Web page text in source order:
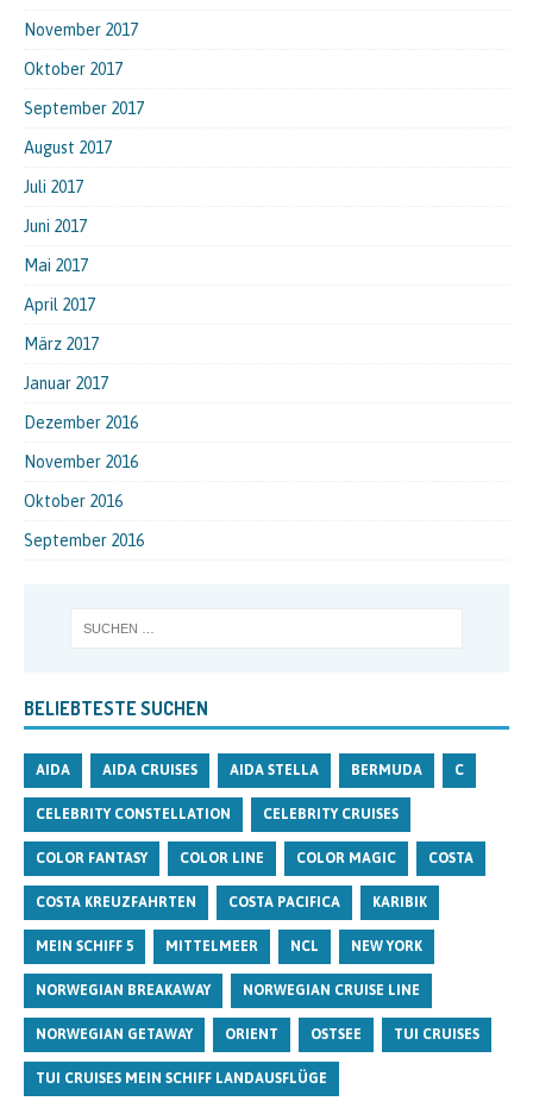
November 2017
Oktober 2017
September 2017
August 2017
Juli 2017
Juni 2017
Mai 2017
April 2017
März 2017
Januar 2017
Dezember 2016
November 2016
Oktober 2016
September 2016
BELIEBTESTE SUCHEN
AIDA AIDA CRUISES AIDA STELLA BERMUDA C
CELEBRITY CONSTELLATION CELEBRITY CRUISES
COLOR FANTASY COLOR LINE COLOR MAGIC COSTA
COSTA KREUZFAHRTEN COSTA PACIFICA KARIBIK
MEIN SCHIFF 5 MITTELMEER NCL NEW YORK
NORWEGIAN BREAKAWAY NORWEGIAN CRUISE LINE
NORWEGIAN GETAWAY ORIENT OSTSEE TUI CRUISES
TUI CRUISES MEIN SCHIFF LANDAUSFLÜGE